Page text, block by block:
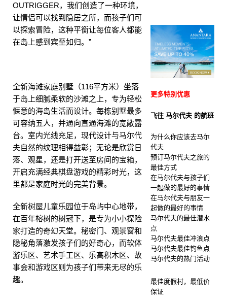
OUTRIGGER，我们创造了一种环境，
让情侣可以找到隐居之所，而孩子们可
以探索冒险，这种平衡让每位客人都能
在岛上感到宾至如归。”
全新海滩家庭别墅（116平方米）坐落
于岛上细腻柔软的沙滩之上，专为轻松
惬意的海岛生活而设计。每栋别墅最多
可容纳五人，并通向直通海滩的宽敞露
台。室内光线充足，现代设计与马尔代
夫自然的纹理相得益彰；无论是欣赏日
落、观星，还是打开送至房间的宝箱，
开启充满经典棋盘游戏的精彩时光，这
里都是家庭时光的完美背景。
全新树屋儿童乐园位于岛屿中心地带，
在百年榕树的树冠下，是专为小小探险
家打造的奇幻天堂。秘密门、观景窗和
隐秘角落激发孩子们的好奇心，而软体
游乐区、艺术手工区、乐高积木区、故
事会和游戏区则为孩子们带来无尽的乐
趣。
更多特别优惠
飞往 马尔代夫 的航班
为什么你应该去马尔
代夫
预订马尔代夫之旅的
最佳方式
在马尔代夫与孩子们
一起做的最好的事情
在马尔代夫与朋友一
起做的最好的事情
马尔代夫的最佳潜水
点
马尔代夫最佳冲浪点
马尔代夫最佳钓鱼点
马尔代夫的热门活动
最佳度假村，最低价
保证